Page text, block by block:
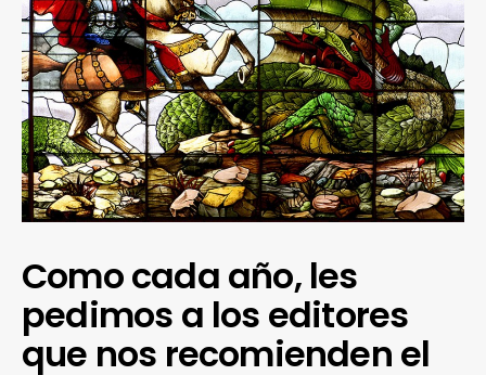
Como cada año, les
pedimos a los editores
que nos recomienden el